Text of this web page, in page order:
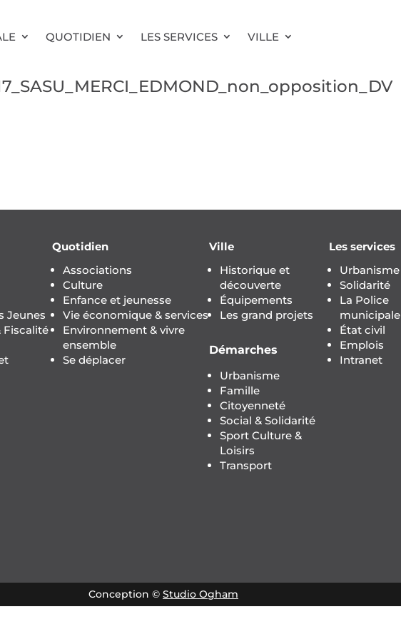
QUOTIDIEN LES SERVICES VILLE
Jeunes
Fiscalité
Quotidien
Associations
Culture
Enfance et jeunesse
Vie économique & services
Environnement & vivre
ensemble
Se déplacer
Ville
Historique et
découverte
Équipements
Les grand projets
Démarches
Urbanisme
Famille
Citoyenneté
Social & Solidarité
Sport Culture &
Loisirs
Transport
Les services
Urbanisme
Solidarité
La Police
municipale
État civil
Emplois
Intranet
Conception © Studio Ogham